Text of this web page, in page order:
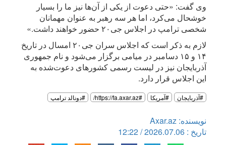
وی گفت: «حتی دعوت از یکی از آن‌ها نیز ما را بسیار
خوشحال می‌کرد، اما هر سه رهبر به عنوان مهمانان
شخصی ترامپ در اجلاس جی۲۰ حضور خواهند داشت.»
لازم به ذکر است که اجلاس سران جی۲۰ امسال در تاریخ
۱۴ و ۱۵ دسامبر در میامی برگزار می‌شود و نام جمهوری
آذربایجان نیز در لیست رسمی کشورهای دعوت‌شده به
این اجلاس قرار دارد.
#آذربایجان #آمریکا #https://fa.axar.az/ #دونالد ترامپ
نویسنده: Axar.az
تاریخ : 2026.07.06 / 12:22